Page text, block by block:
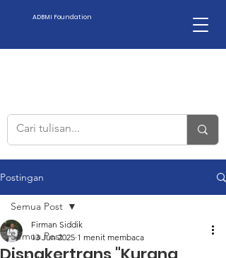
ADBMI Foundation
Postingan
Semua Post
Semua Post
Firman Siddik
13 Jun 2025 1 menit membaca